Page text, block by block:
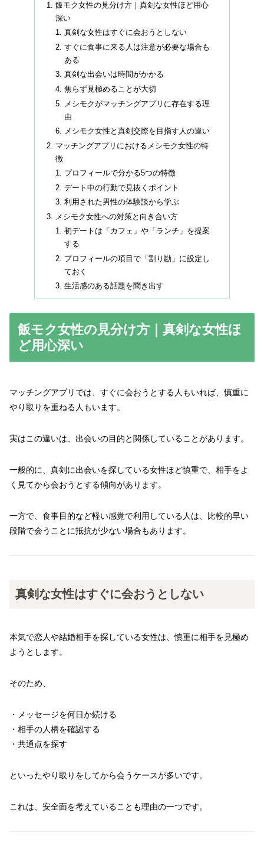
飯モク女性の見分け方｜真剣な女性ほど用心
深い
真剣な女性はすぐに会おうとしない
すぐに食事に来る人は注意が必要な場合も
ある
真剣な出会いは時間がかかる
焦らず見極めることが大切
メシモクがマッチングアプリに存在する理
由
メシモク女性と真剣交際を目指す人の違い
マッチングアプリにおけるメシモク女性の特
徴
プロフィールで分かる5つの特徴
デート中の行動で見抜くポイント
利用された男性の体験談から学ぶ
メシモク女性への対策と向き合い方
初デートは「カフェ」や「ランチ」を提案
する
プロフィールの項目で「割り勘」に設定し
ておく
生活感のある話題を聞き出す
飯モク女性の見分け方｜真剣な女性ほ
ど用心深い
マッチングアプリでは、すぐに会おうとする人もいれば、慎重に
やり取りを重ねる人もいます。
実はこの違いは、出会いの目的と関係していることがあります。
一般的に、真剣に出会いを探している女性ほど慎重で、相手をよ
く見てから会おうとする傾向があります。
一方で、食事目的など軽い感覚で利用している人は、比較的早い
段階で会うことに抵抗が少ない場合もあります。
真剣な女性はすぐに会おうとしない
本気で恋人や結婚相手を探している女性は、慎重に相手を見極め
ようとします。
そのため、
・メッセージを何日か続ける
・相手の人柄を確認する
・共通点を探す
といったやり取りをしてから会うケースが多いです。
これは、安全面を考えていることも理由の一つです。